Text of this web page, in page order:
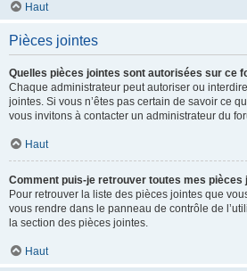
Haut
Pièces jointes
Quelles pièces jointes sont autorisées sur ce
Chaque administrateur peut autoriser ou
jointes. Si vous n’êtes pas certain de savoir ce
vous invitons à contacter un administrateur du
Haut
Comment puis-je retrouver toutes mes pièces
Pour retrouver la liste des pièces jointes que
vous rendre dans le panneau de contrôle de
la section des pièces jointes.
Haut